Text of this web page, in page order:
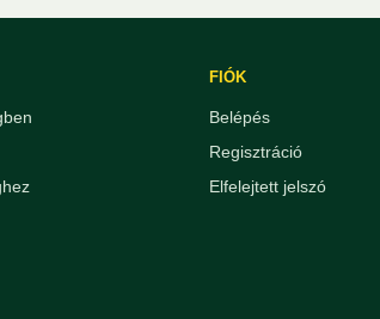
FIÓK
Belépés
Regisztráció
Elfelejtett jelszó